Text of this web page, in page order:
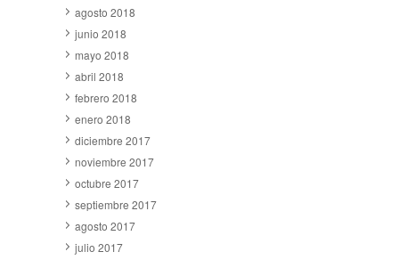
agosto 2018
junio 2018
mayo 2018
abril 2018
febrero 2018
enero 2018
diciembre 2017
noviembre 2017
octubre 2017
septiembre 2017
agosto 2017
julio 2017